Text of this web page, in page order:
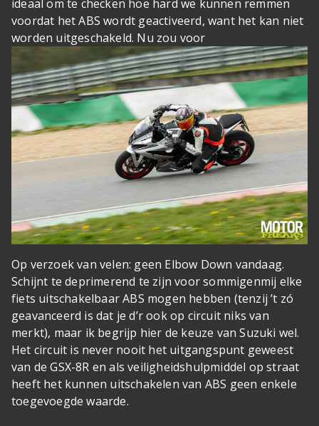
ideaal om te checken hoe hard we kunnen remmen
voordat het ABS wordt geactiveerd, want het kan niet
worden uitgeschakeld. Nu zou voor
Op verzoek van velen: geen Elbow Down vandaag.
Schijnt te deprimerend te zijn voor sommigenmij elke
fiets uitschakelbaar ABS mogen hebben (tenzij ’t zó
geavanceerd is dat je d’r ook op circuit niks van
merkt), maar ik begrijp hier de keuze van Suzuki wel.
Het circuit is never nooit het uitgangspunt geweest
van de GSX-8R en als veiligheidshulpmiddel op straat
heeft het kunnen uitschakelen van ABS geen enkele
toegevoegde waarde.